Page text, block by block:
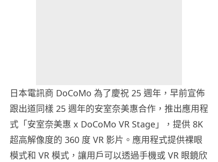
日本電訊商 DoCoMo 為了慶祝 25 週年，早前宣佈
跟出道同樣 25 週年的安室奈美惠合作，推出應用程
式「安室奈美惠 x DoCoMo VR Stage」，提供 8K
超高解像度的 360 度 VR 影片。應用程式提供裸眼
模式和 VR 模式，讓用戶可以透過手機或 VR 眼鏡欣